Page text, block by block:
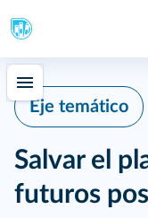
Eje temático
Salvar el
futuros